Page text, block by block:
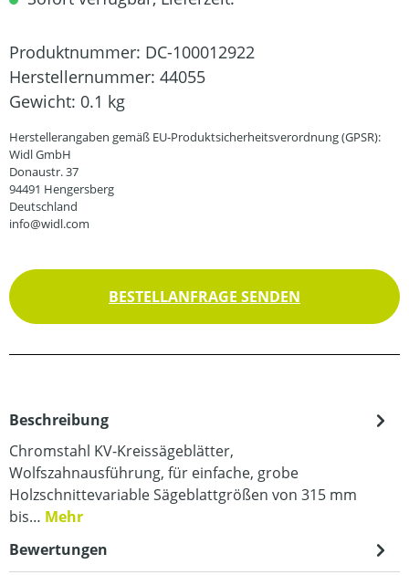
Produktnummer: DC-100012922
Herstellernummer: 44055
Gewicht: 0.1 kg
Herstellerangaben gemäß EU-Produktsicherheitsverordnung (GPSR):
Widl GmbH
Donaustr. 37
94491 Hengersberg
Deutschland
info@widl.com
BESTELLANFRAGE SENDEN
Beschreibung
Chromstahl KV-Kreissägeblätter,
Wolfszahnausführung, für einfache, grobe
Holzschnittevariable Sägeblattgrößen von 315 mm
bis… Mehr
Bewertungen